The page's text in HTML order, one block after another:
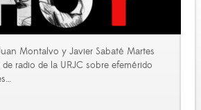
Montalvo y Javier Sabaté Martes
radio de la URJC sobre efemérido
…